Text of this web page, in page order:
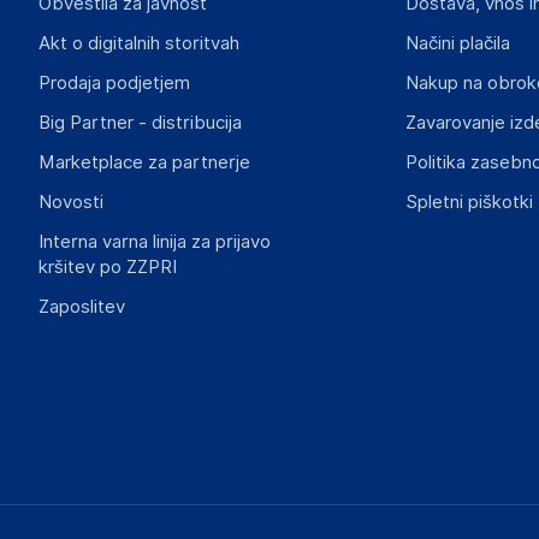
Partizanska cesta 12, 3320 Velenje
Slovenia
Slike o varnosti izdelka
Slike o varnosti izdelka vsebujejo opozorila na embalaži
Akt o digitalnih storitvah
Prodaja podjetjem
Big Partner - distribucija
Marketplace za partnerje
Novosti
Interna varna linija za prijavo
kršitev po ZZPRI
Zaposlitev
Načini plačila
Nakup na
Zavarovanje
Politika
Spletni piškotki